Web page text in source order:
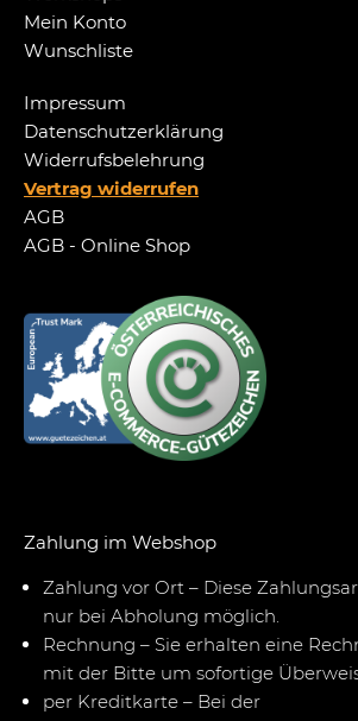
Mein Konto
Wunschliste
Impressum
Datenschutzerklärung
Widerrufsbelehrung
Vertrag widerrufen
AGB
AGB - Online Shop
Zahlung im Webshop
Zahlung vor Ort – Diese
nur bei Abholung möglich.
Rechnung – Sie erhalten eine
mit der Bitte um sofortige
per Kreditkarte – Bei der